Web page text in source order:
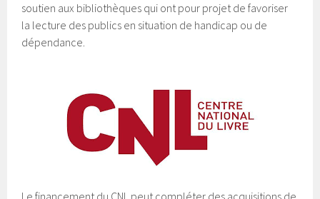
soutien aux bibliothèques qui ont pour projet de favoriser
la lecture des publics en situation de handicap ou de
dépendance.
Le financement du CNL peut compléter des acquisitions de